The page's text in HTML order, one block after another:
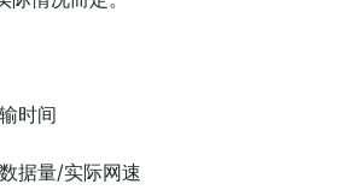
时间
据量/实际网速